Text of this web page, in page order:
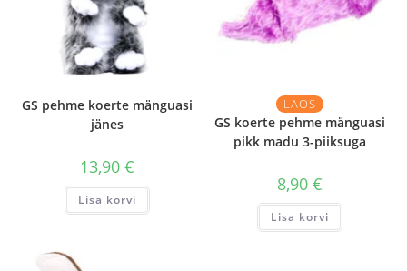
GS pehme koerte mänguasi
jänes
13,90€
Lisa korvi
LAOS
GS koerte pehme mänguasi
pikk madu 3-piiksuga
8,90 €
Lisa korvi